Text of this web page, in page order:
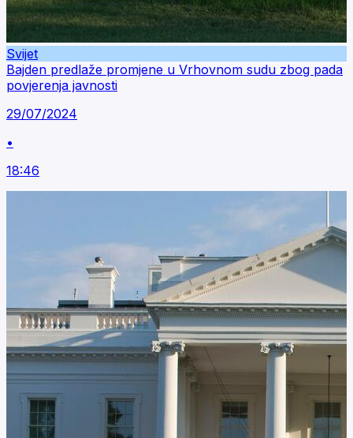
Svijet
Bajden predlaže promjene u Vrhovnom sudu zbog pada
povjerenja javnosti
29/07/2024
•
18:46